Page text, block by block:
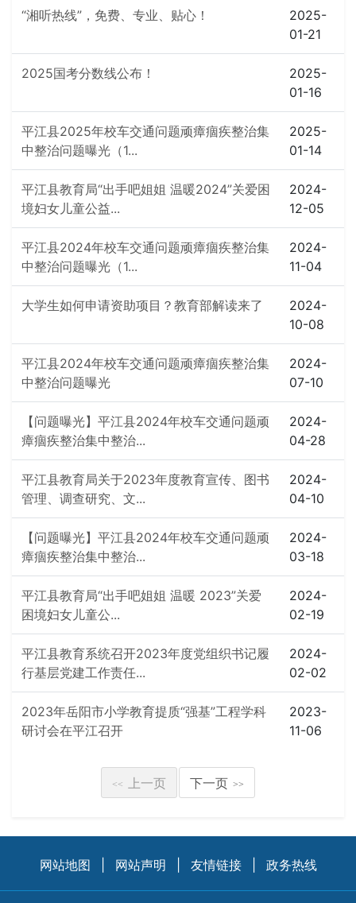
“湘听热线”，免费、专业、贴心！
2025-
01-21
2025国考分数线公布！
2025-
01-16
平江县2025年校车交通问题顽瘴痼疾整治集
中整治问题曝光（1...
2025-
01-14
平江县教育局“出手吧姐姐 温暖2024”关爱困
境妇女儿童公益...
2024-
12-05
平江县2024年校车交通问题顽瘴痼疾整治集
中整治问题曝光（1...
2024-
11-04
大学生如何申请资助项目？教育部解读来了
2024-
10-08
平江县2024年校车交通问题顽瘴痼疾整治集
中整治问题曝光
2024-
07-10
【问题曝光】平江县2024年校车交通问题顽
瘴痼疾整治集中整治...
2024-
04-28
平江县教育局关于2023年度教育宣传、图书
管理、调查研究、文...
2024-
04-10
【问题曝光】平江县2024年校车交通问题顽
瘴痼疾整治集中整治...
2024-
03-18
平江县教育局“出手吧姐姐 温暖 2023”关爱
困境妇女儿童公...
2024-
02-19
平江县教育系统召开2023年度党组织书记履
行基层党建工作责任...
2024-
02-02
2023年岳阳市小学教育提质“强基”工程学科
研讨会在平江召开
2023-
11-06
<< 上一页 下一页 >>
网站地图 网站声明 友情链接 政务热线